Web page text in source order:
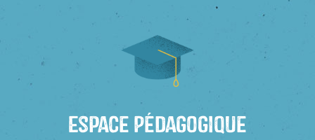
Espace Pédagogique